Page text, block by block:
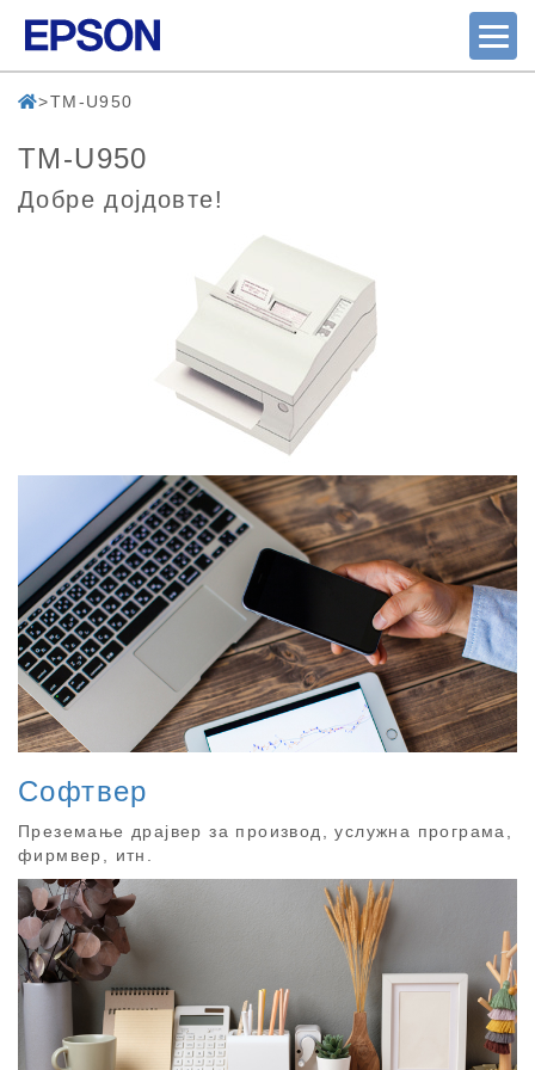
TM-U950
TM-U950
Добре дојдовте!
Софтвер
Преземање драјвер за производ, услужна програма,
фирмвер, итн.